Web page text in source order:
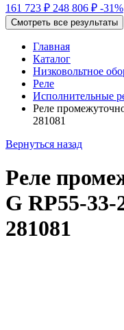
161 723 ₽ 248 806 ₽ -31%
Смотреть все результаты
Главная
Каталог
Низковольтное
Реле
Исполнительные
Реле
281081
Вернуться назад
Реле
G RP55-
281081